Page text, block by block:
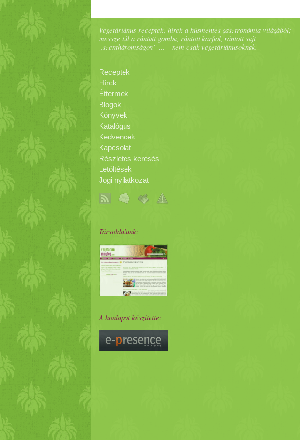
Vegetáriánus receptek, hírek a húsmentes gasztronómia világából;
messze túl a rántott gomba, rántott karfiol, rántott sajt
„szentháromságon” ... – nem csak vegetáriánusoknak.
Receptek
Hírek
Éttermek
Blogok
Könyvek
Katalógus
Kedvencek
Kapcsolat
Részletes keresés
Letöltések
Jogi nyilatkozat
Társoldalunk:
A honlapot készítette: